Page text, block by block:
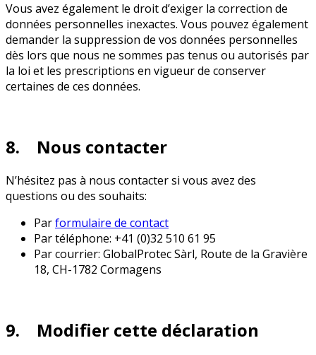
Vous avez également le droit d’exiger la correction de
données personnelles inexactes. Vous pouvez également
demander la suppression de vos données personnelles
dès lors que nous ne sommes pas tenus ou autorisés par
la loi et les prescriptions en vigueur de conserver
certaines de ces données.
8. Nous contacter
N’hésitez pas à nous contacter si vous avez des
questions ou des souhaits:
Parformulaire de contact
Par téléphone: +41 (0)32 510 61 95
Par courrier: GlobalProtec Sàrl, Route de la Gravière
18, CH-1782 Cormagens
9. Modifier cette déclaration